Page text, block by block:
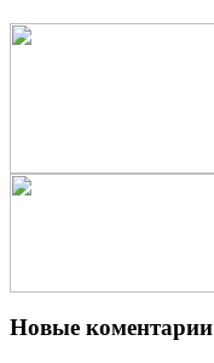
Новые коментарии